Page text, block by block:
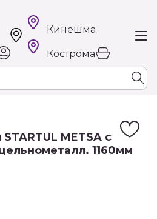
Кинешма
Кострома
METSA с
1160мм